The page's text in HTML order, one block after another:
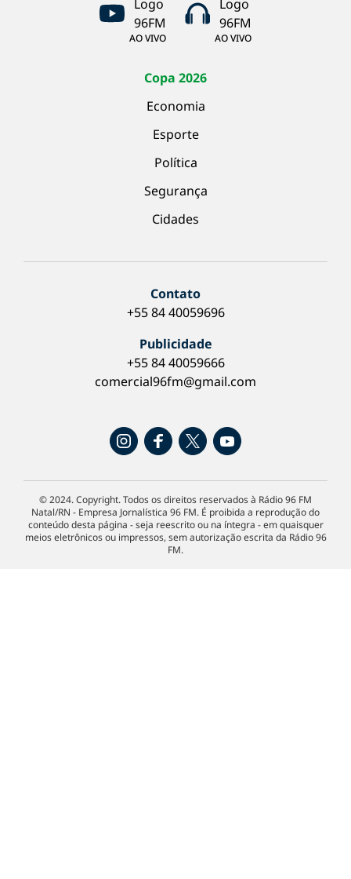
AO VIVO AO VIVO
Copa 2026
Economia
Esporte
Política
Segurança
Cidades
Contato
+55 84 40059696
Publicidade
+55 84 40059666
comercial96fm@gmail.com
© 2024. Copyright. Todos os direitos reservados à Rádio 96 FM
Natal/RN - Empresa Jornalística 96 FM. É proibida a reprodução do
conteúdo desta página - seja reescrito ou na íntegra - em quaisquer
meios eletrônicos ou impressos, sem autorização escrita da Rádio 96
FM.